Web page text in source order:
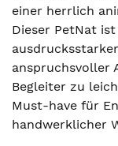
einer herrlich
Dieser PetNat
anspruchsvoller
Begleiter zu
Must-have für
handwerklicher